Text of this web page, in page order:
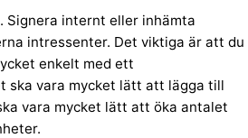
Signera internt eller inhämta
intressenter. Det viktiga är att du
enkelt med ett
ska vara mycket lätt att lägga till
vara mycket lätt att öka antalet